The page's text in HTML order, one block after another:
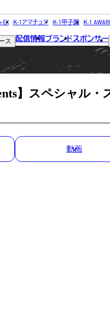
EX K-1アマチュア K-1甲子園 K-1
ス 配信情報ブランドスポンサー
】スペシャル
動画